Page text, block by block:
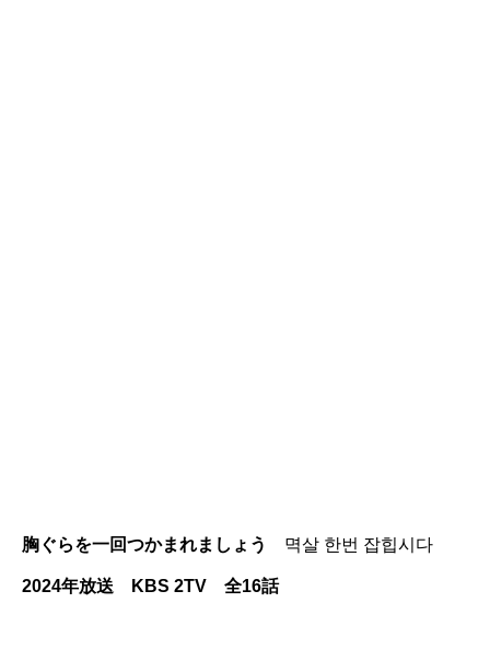
胸ぐらを一回つかまれましょう 멱살 한번 잡힙시다
2024年放送 KBS 2TV 全16話